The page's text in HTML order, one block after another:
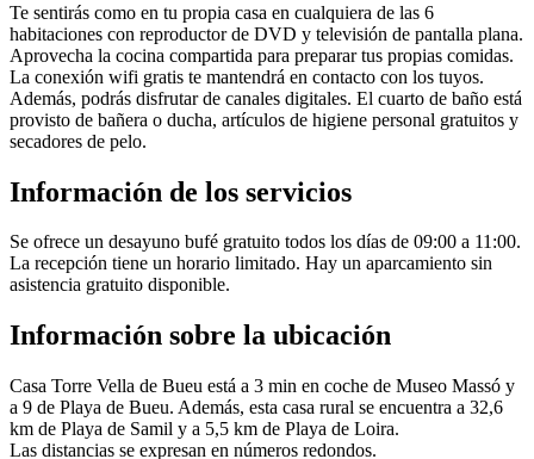
Te sentirás como en tu propia casa en cualquiera de las 6
habitaciones con reproductor de DVD y televisión de pantalla plana.
Aprovecha la cocina compartida para preparar tus propias comidas.
La conexión wifi gratis te mantendrá en contacto con los tuyos.
Además, podrás disfrutar de canales digitales. El cuarto de baño está
provisto de bañera o ducha, artículos de higiene personal gratuitos y
secadores de pelo.
Información de los servicios
Se ofrece un desayuno bufé gratuito todos los días de 09:00 a 11:00.
La recepción tiene un horario limitado. Hay un aparcamiento sin
asistencia gratuito disponible.
Información sobre la ubicación
Casa Torre Vella de Bueu está a 3 min en coche de Museo Massó y
a 9 de Playa de Bueu. Además, esta casa rural se encuentra a 32,6
km de Playa de Samil y a 5,5 km de Playa de Loira.
Las distancias se expresan en números redondos.